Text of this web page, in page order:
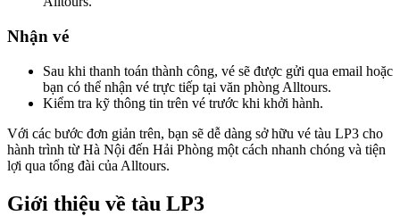
Nhận vé
Sau khi thanh toán thành công, vé sẽ được gửi qua email hoặc
bạn có thể nhận vé trực tiếp tại văn phòng Alltours.
Kiểm tra kỹ thông tin trên vé trước khi khởi hành.
Với các bước đơn giản trên, bạn sẽ dễ dàng sở hữu vé tàu LP3 cho
hành trình từ Hà Nội đến Hải Phòng một cách nhanh chóng và tiện
lợi qua tổng đài của Alltours.
Giới thiệu về tàu LP3